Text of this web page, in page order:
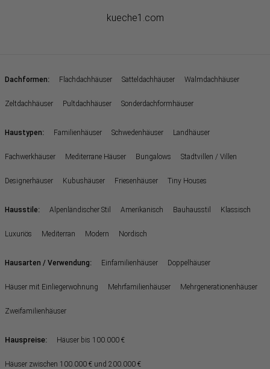
kueche1.com
Dachformen: Flachdachhäuser Satteldachhäuser Walmdachhäuser
Zeltdachhäuser Pultdachhäuser Sonderdachformhäuser
Haustypen: Familienhäuser Schwedenhäuser Landhäuser
Fachwerkhäuser Mediterrane Häuser Bungalows Stadtvillen / Villen
Designerhäuser Kubushäuser Friesenhäuser Tiny Houses
Hausstile: Alpenländischer Stil Amerikanisch Bauhausstil Klassisch
Luxuriös Mediterran Modern Nordisch
Hausarten / Verwendung: Einfamilienhäuser Doppelhäuser
Häuser mit Einliegerwohnung Mehrfamilienhäuser Mehrgenerationenhäuser
Zweifamilienhäuser
Hauspreise: Häuser bis 100.000 €
Häuser zwischen 100.000 € und 200.000 €